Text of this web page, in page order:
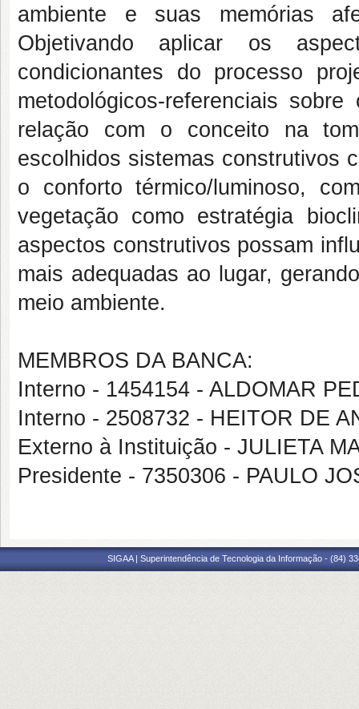
ambiente e suas memórias
Objetivando aplicar os
condicionantes do processo
metodológicos-referenciais
relação com o conceito na
escolhidos sistemas construtivos
o conforto térmico/luminoso,
vegetação como estratégia
aspectos construtivos possam
mais adequadas ao lugar,
meio ambiente.
MEMBROS DA BANCA:
Interno - 1454154 - ALDOMAR
Interno - 2508732 - HEITOR DE
Externo à Instituição - JULIETA
Presidente - 7350306 - PAULO
SIGAA | Superintendência de Tecnologia da Informação - (84)